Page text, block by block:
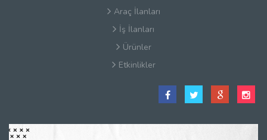
Araç İlanları
İş İlanları
Ürünler
Etkinlikler